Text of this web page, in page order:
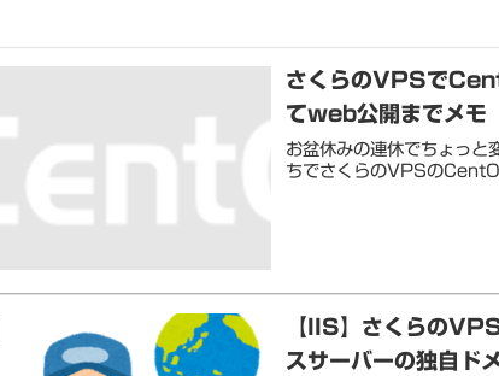
さくらのVPSで
てweb公開までメモ
お盆休みの連休でちょっと
ちでさくらのVPSの
【IIS】さくらの
スサーバーの独自ド